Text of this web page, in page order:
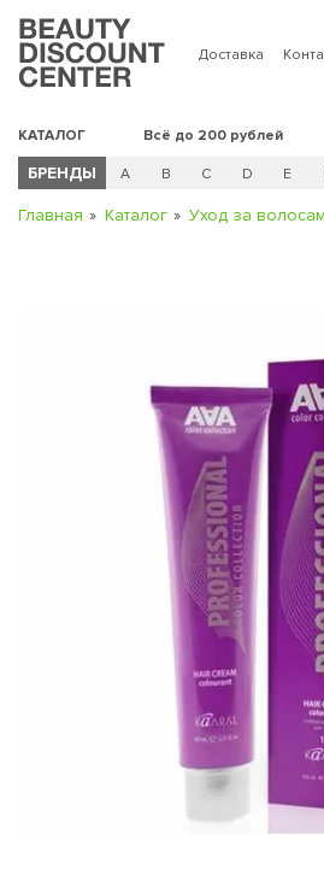
Доставка
КАТАЛОГ Всё до 200 рублей
БРЕНДЫ A B C D E
Главная Каталог Уход за